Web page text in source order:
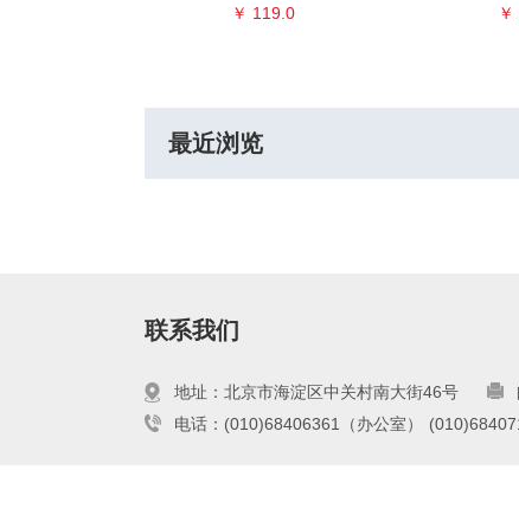
￥ 119.0
最近浏览
联系我们
地址：北京市海淀区中关村南大街46号
电话：(010)68406361（办公室）